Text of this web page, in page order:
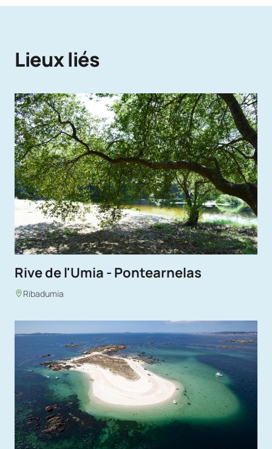
Lieux liés
Rive de l'Umia - Pontearnelas
Ribadumia